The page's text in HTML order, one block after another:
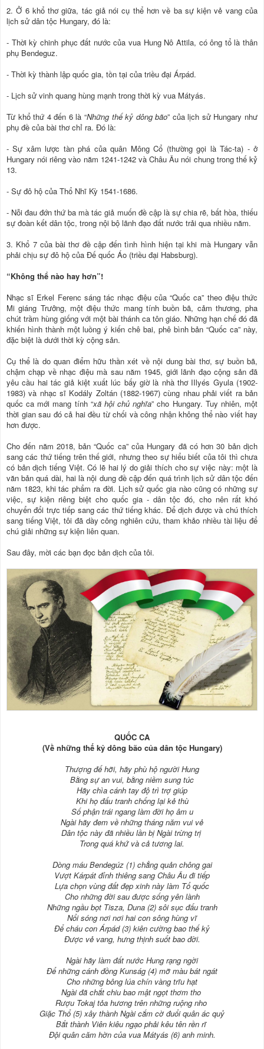
2. Ở 6 khổ thơ giữa, tác giả nói cụ thể hơn về ba sự kiện vẻ vang của
lịch sử dân tộc Hungary, đó là:
- Thời kỳ chinh phục đất nước của vua Hung Nô Attila, có ông tổ là thân
phụ Bendeguz.
- Thời kỳ thành lập quốc gia, tồn tại của triều đại Árpád.
- Lịch sử vinh quang hùng mạnh trong thời kỳ vua Mátyás.
Từ khổ thứ 4 đến 6 là “Những thế kỷ dông bão” của lịch sử Hungary như
phụ đề của bài thơ chỉ ra. Đó là:
- Sự xâm lược tàn phá của quân Mông Cổ (thường gọi là Tác-ta) - ở
Hungary nói riêng vào năm 1241-1242 và Châu Âu nói chung trong thế kỷ
13.
- Sự đô hộ của Thổ Nhĩ Kỳ 1541-1686.
- Nỗi đau đớn thứ ba mà tác giả muốn đề cập là sự chia rẽ, bất hòa, thiếu
sự đoàn kết dân tộc, trong nội bộ lãnh đạo đất nước trải qua nhiều năm.
3. Khổ 7 của bài thơ đề cập đến tình hình hiện tại khi mà Hungary vẫn
phải chịu sự đô hộ của Đế quốc Áo (triều đại Habsburg).
“Không thể nào hay hơn”!
Nhạc sĩ Erkel Ferenc sáng tác nhạc điệu của “Quốc ca” theo điệu thức
Mi giáng Trưởng, một điệu thức mang tính buồn bã, cảm thương, pha
chút trầm hùng giống với một bài thánh ca tôn giáo. Những hạn chế đó đã
khiến hình thành một luồng ý kiến chê bai, phê bình bản “Quốc ca” này,
đặc biệt là dưới thời kỳ cộng sản.
Cụ thể là do quan điểm hữu thần xét về nội dung bài thơ, sự buồn bã,
chậm chạp về nhạc điệu mà sau năm 1945, giới lãnh đạo cộng sản đã
yêu cầu hai tác giả kiệt xuất lúc bấy giờ là nhà thơ IIlyés Gyula (1902-
1983) và nhạc sĩ Kodály Zoltán (1882-1967) cùng nhau phải viết ra bản
quốc ca mới mang tính “xã hội chủ nghĩa” cho Hungary. Tuy nhiên, một
thời gian sau đó cả hai đều từ chối và công nhận không thể nào viết hay
hơn được.
Cho đến năm 2018, bản “Quốc ca” của Hungary đã có hơn 30 bản dịch
sang các thứ tiếng trên thế giới, nhưng theo sự hiểu biết của tôi thì chưa
có bản dịch tiếng Việt. Có lẽ hai lý do giải thích cho sự việc này: một là
văn bản quá dài, hai là nội dung đề cập đến quá trình lịch sử dân tộc đến
năm 1823, khi tác phẩm ra đời. Lịch sử quốc gia nào cũng có những sự
việc, sự kiện riêng biệt cho quốc gia - dân tộc đó, cho nên rất khó
chuyển đổi trực tiếp sang các thứ tiếng khác. Để dịch được và chú thích
sang tiếng Việt, tôi đã dày công nghiên cứu, tham khảo nhiều tài liệu để
chú giải những sự kiện liên quan.
Sau đây, mời các bạn đọc bản dịch của tôi.
QUỐC CA
(Về những thế kỷ dông bão của dân tộc Hungary)
Thượng đế hỡi, hãy phù hộ người Hung
Bằng sự an vui, bằng niềm sung túc
Hãy chìa cánh tay độ trì trợ giúp
Khi họ đấu tranh chống lại kẻ thù
Số phận trái ngang làm đời họ âm u
Ngài hãy đem về những tháng năm vui vẻ
Dân tộc này đã nhiều lần bị Ngài trừng trị
Trong quá khứ và cả tương lai.
Dòng máu Bendegúz (1) chẳng quản chông gai
Vượt Kárpát đỉnh thiêng sang Châu Âu đi tiếp
Lựa chọn vùng đất đẹp xinh này làm Tổ quốc
Cho những đời sau được sống yên lành
Những ngầu bọt Tisza, Duna (2) sôi sục đấu tranh
Nổi sóng nơi nơi hai con sông hùng vĩ
Để cháu con Árpád (3) kiên cường bao thế kỷ
Được vẻ vang, hưng thịnh suốt bao đời.
Ngài hãy làm đất nước Hung rạng ngời
Để những cánh đồng Kunság (4) mỡ màu bát ngát
Cho những bông lúa chín vàng trĩu hạt
Ngài đã chắt chiu bao mật ngọt thơm tho
Rượu Tokaj tỏa hương trên những ruộng nho
Giặc Thổ (5) xây thành Ngài cắm cờ đuổi quân ác quỷ
Bắt thành Viên kiêu ngạo phải kêu tên rền rĩ
Đội quân căm hờn của vua Mátyás (6) anh minh.